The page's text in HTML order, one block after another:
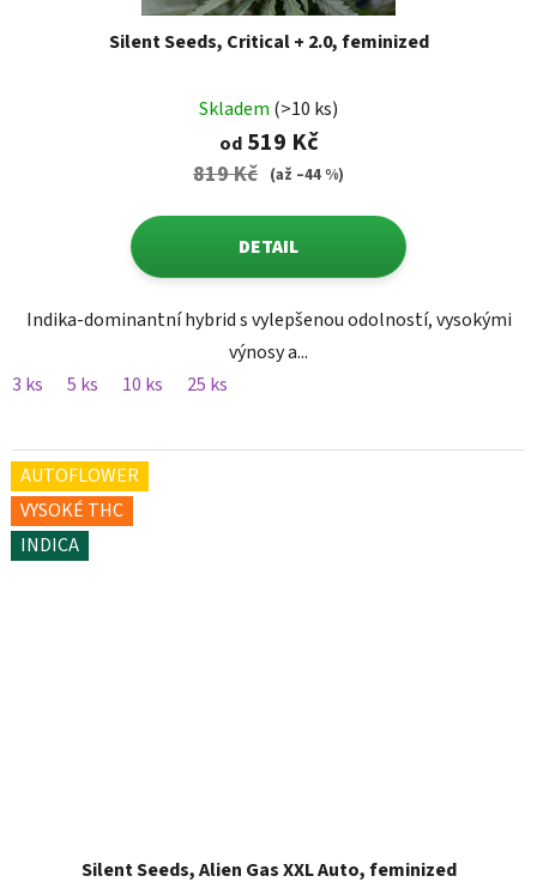
Silent Seeds, Critical + 2.0, feminized
Skladem (>10 ks)
od519 Kč
819 Kč (až –44 %)
DETAIL
Indika-dominantní hybrid s vylepšenou odolností, vysokými
výnosy a...
3 ks
5 ks 10 ks 25 ks
AUTOFLOWER
VYSOKÉ THC
INDICA
Silent Seeds, Alien Gas XXL Auto, feminized